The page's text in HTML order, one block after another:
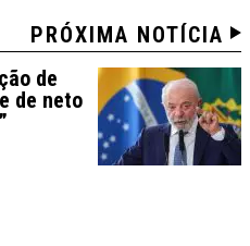
PRÓXIMA NOTÍCIA
de
de neto